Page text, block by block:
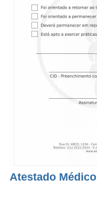
Atestado Médico